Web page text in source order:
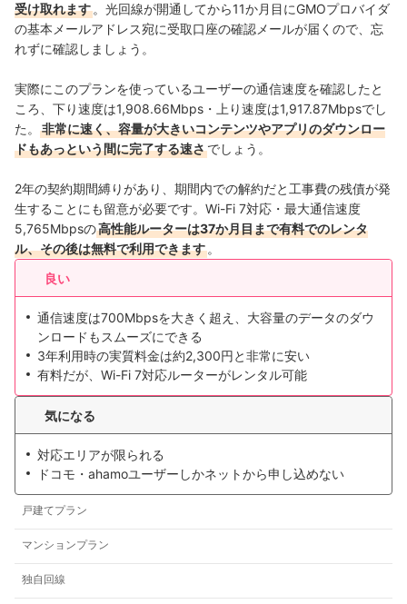
受け取れます 。光回線が開通してから11か月目にGMOプロバイダ
の基本メールアドレス宛に受取口座の確認メールが届くので、忘
れずに確認しましょう。
実際にこのプランを使っているユーザーの通信速度を確認したと
ころ、下り速度は1,908.66Mbps・上り速度は1,917.87Mbpsでし
た。
非常に速く、容量が大きいコンテンツやアプリのダウンロー
ドもあっという間に完了する速さでしょう。
2年の契約期間縛りがあり、期間内での解約だと工事費の残債が発
生することにも留意が必要です。Wi-Fi 7対応・最大通信速度
5,765Mbpsの高性能ルーターは37か月目まで有料でのレンタ
ル、その後は無料で利用できます 。
良い
通信速度は700Mbpsを大きく超え、大容量のデータのダウ
ンロードもスムーズにできる
3年利用時の実質料金は約2,300円と非常に安い
有料だが、Wi-Fi 7対応ルーターがレンタル可能
気になる
対応エリアが限られる
ドコモ・ahamoユーザーしかネットから申し込めない
戸建てプラン
マンションプラン
独自回線